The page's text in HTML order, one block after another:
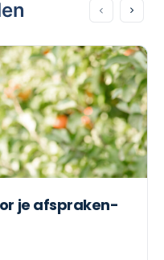
je afspraken-